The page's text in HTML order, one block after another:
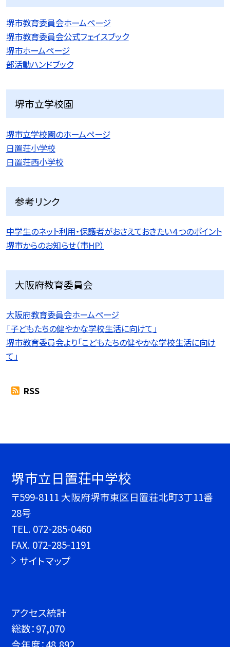
堺市教育委員会ホームページ
堺市教育委員会公式フェイスブック
堺市ホームページ
部活動ハンドブック
堺市立学校園
堺市立学校園のホームページ
日置荘小学校
日置荘西小学校
参考リンク
中学生のネット利用・保護者がおさえておきたい４つのポイント
堺市からのお知らせ（市HP）
大阪府教育委員会
大阪府教育委員会ホームページ
「子どもたちの健やかな学校生活に向けて」
堺市教育委員会より「こどもたちの健やかな学校生活に向け
て」
RSS
堺市立日置荘中学校
〒599-8111 大阪府堺市東区日置荘北町3丁11番
28号
TEL. 072-285-0460
FAX. 072-285-1191
サイトマップ
アクセス統計
総数：97,070
今年度：48,892